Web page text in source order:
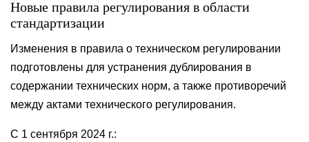
Новые правила регулирования в области
стандартизации
Изменения в правила о техническом регулировании
подготовлены для устранения дублирования в
содержании технических норм, а также противоречий
между актами технического регулирования.
С 1 сентября 2024 г.: